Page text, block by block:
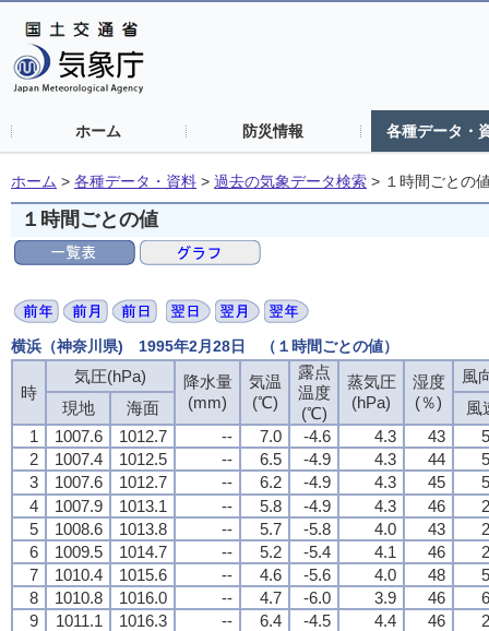
ホーム 防災情報 各種データ・
ホーム > 各種データ・資料 > 過去の気象データ検索 > １時間ごとの
１時間ごとの値
横浜（神奈川県) 1995年2月28日 （１時間ごとの値）
時
気圧(hPa)
降水量
(mm)
気温
(℃)
露点
温度
(℃)
蒸気圧
(hPa)
湿度
(％)
風
現地
海面
風
1
1007.6 1012.7 -- 7.0 -4.6 4.3 43
2
1007.4 1012.5 -- 6.5 -4.9 4.3 44
3
1007.6 1012.7 -- 6.2 -4.9 4.3 45
4
1007.9 1013.1 -- 5.8 -4.9 4.3 46
5
1008.6 1013.8 -- 5.7 -5.8 4.0 43
6
1009.5 1014.7 -- 5.2 -5.4 4.1 46
7
1010.4 1015.6 -- 4.6 -5.6 4.0 48
8
1010.8 1016.0 -- 4.7 -6.0 3.9 46
9
1011.1 1016.3 -- 6.4 -4.5 4.4 46